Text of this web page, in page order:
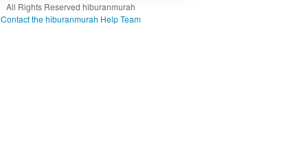
All Rights Reserved hiburanmurah
Contact the hiburanmurah Help Team